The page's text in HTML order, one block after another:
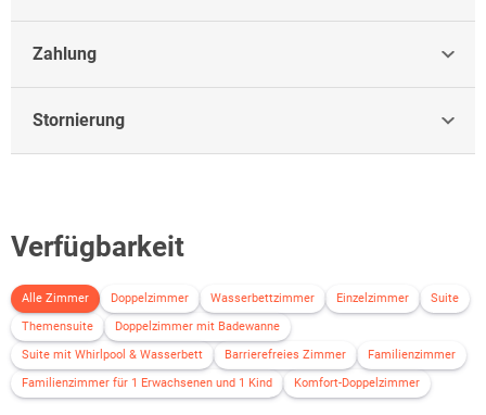
Zahlung
Stornierung
Verfügbarkeit
Alle Zimmer Doppelzimmer Wasserbettzimmer Einzelzimmer
Suite
Themensuite
Doppelzimmer mit Badewanne
Suite mit Whirlpool & Wasserbett
Barrierefreies Zimmer
Familienzimmer
Familienzimmer für 1 Erwachsenen und 1 Kind
Komfort-Doppelzimmer